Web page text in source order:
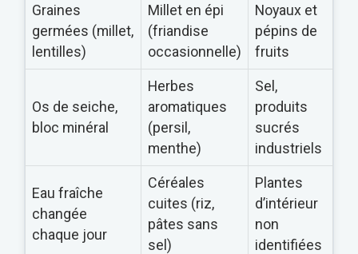
Graines
germées (millet,
lentilles)
Millet en épi
(friandise
occasionnelle)
Noyaux et
pépins de
fruits
Os de seiche,
bloc minéral
Herbes
aromatiques
(persil,
menthe)
Sel,
produits
sucrés
industriels
Eau fraîche
changée
chaque jour
Céréales
cuites (riz,
pâtes sans
sel)
Plantes
d’intérieur
non
identifiées